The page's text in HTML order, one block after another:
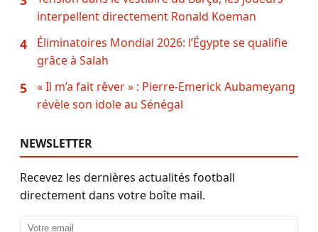
interpellent directement Ronald Koeman
4
Éliminatoires Mondial 2026: l’Égypte se qualifie
grâce à Salah
5
« Il m’a fait rêver » : Pierre-Emerick Aubameyang
révèle son idole au Sénégal
NEWSLETTER
Recevez les dernières actualités football
directement dans votre boîte mail.
Adresse email